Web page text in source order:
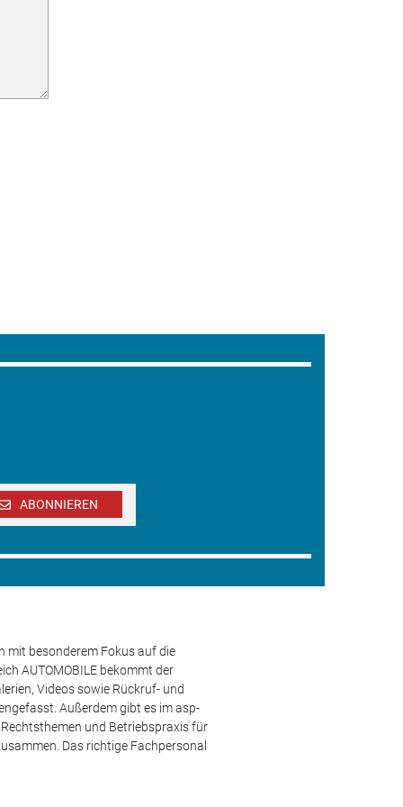
ABONNIEREN
mit besonderem Fokus auf die
AUTOMOBILE bekommt der
Videos sowie Rückruf- und
Außerdem gibt es im asp-
und Betriebspraxis für
Das richtige Fachpersonal